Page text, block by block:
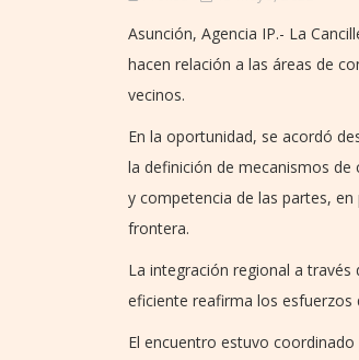
Asunción, Agencia IP.- La
hacen relación a las áreas de
vecinos.
En la oportunidad, se acordó
la definición de mecanismos
y competencia de las partes,
frontera.
La integración regional a
eficiente reafirma los esfuerzos
El encuentro estuvo